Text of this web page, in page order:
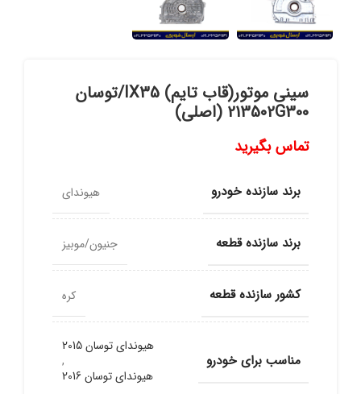
سینی موتور(قاب تایم) IX35/توسان
213502G300 (اصلی)
تماس بگیرید
برند سازنده خودرو هیوندای
برند سازنده قطعه جنیون/موبیز
کشور سازنده قطعه کره
مناسب برای خودرو
هیوندای توسان 2015
,
هیوندای توسان 2016